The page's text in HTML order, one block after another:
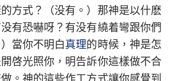
的方式？（没有。）那神是以什麽
有恐嚇呀？有没有繞着彎跟你們
當你不明白真理的時候，神是怎
啓光照你，明告訴你這樣做不合
。神的這些作工方式讓你感覺到